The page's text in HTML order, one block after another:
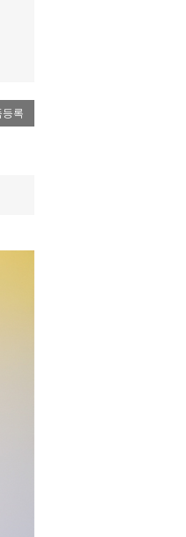
등록